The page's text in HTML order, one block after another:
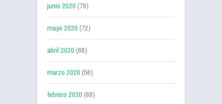
junio 2020(79)
mayo 2020(72)
abril 2020(68)
marzo 2020(56)
febrero 2020(68)